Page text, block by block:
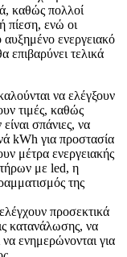
καθώς πολλοί
πίεση, ενώ οι
αυξημένο ενεργειακό
επιβαρύνει τελικά
να ελέγξουν
τιμές, καθώς
σπάνιες, να
kWh για προστασία
μέτρα ενεργειακής
με led, η
της
προσεκτικά
κατανάλωσης, να
ενημερώνονται για